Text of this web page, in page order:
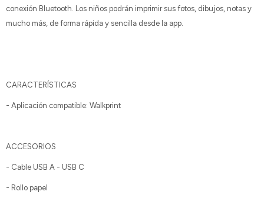
conexión Bluetooth. Los niños podrán imprimir sus fotos, dibujos, notas y
mucho más, de forma rápida y sencilla desde la app.
CARACTERÍSTICAS
- Aplicación compatible: Walkprint
ACCESORIOS
- Cable USB A - USB C
- Rollo papel